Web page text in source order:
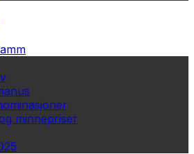
minnepriser